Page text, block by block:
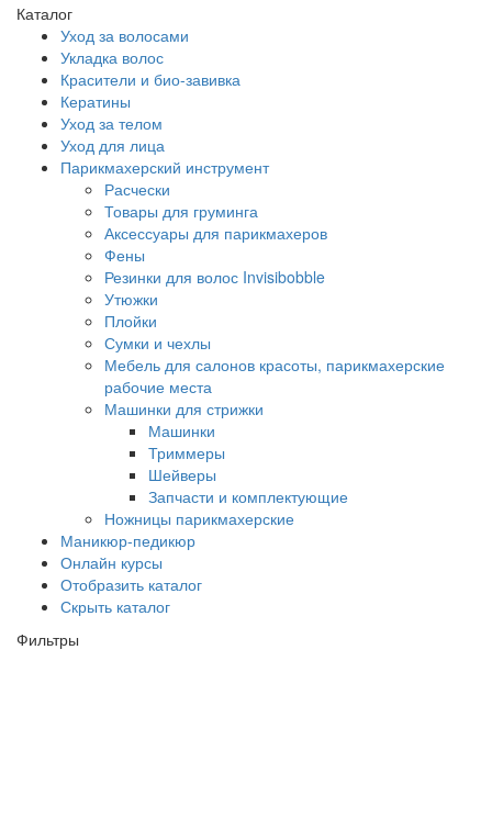
Каталог
Уход за волосами
Укладка волос
Красители и био-завивка
Кератины
Уход за телом
Уход для лица
Парикмахерский инструмент
Расчески
Товары для груминга
Аксессуары для парикмахеров
Фены
Резинки для волос Invisibobble
Утюжки
Плойки
Сумки и чехлы
Мебель для салонов красоты, парикмахерские
рабочие места
Машинки для стрижки
Машинки
Триммеры
Шейверы
Запчасти и комплектующие
Ножницы парикмахерские
Маникюр-педикюр
Онлайн курсы
Отобразить каталог
Скрыть каталог
Фильтры